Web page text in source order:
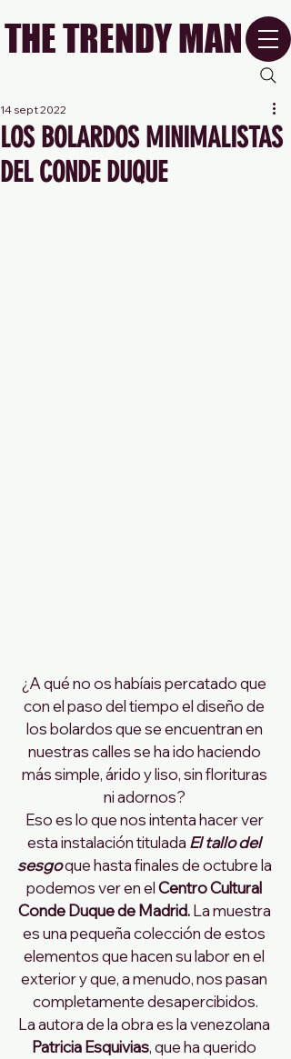
THE TRENDY MAN
LOS BOLARDOS MINIMALISTAS
DEL CONDE DUQUE
14 sept 2022
¿A qué no os habíais percatado que
con el paso del tiempo el diseño de
los bolardos que se encuentran en
nuestras calles se ha ido haciendo
más simple, árido y liso, sin florituras
ni adornos?
Eso es lo que nos intenta hacer ver
esta instalación titulada El tallo del
sesgoque hasta finales de octubre la
podemos ver en el Centro Cultural
Conde Duque de Madrid. La muestra
es una pequeña colección de estos
elementos que hacen su labor en el
exterior y que, a menudo, nos pasan
completamente desapercibidos.
La autora de la obra es la venezolana
Patricia Esquivias, que ha querido